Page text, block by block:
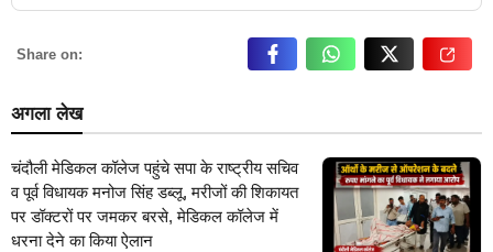
Share on:
अगला लेख
चंदौली मेडिकल कॉलेज पहुंचे सपा के राष्ट्रीय सचिव
व पूर्व विधायक मनोज सिंह डब्लू, मरीजों की शिकायत
पर डॉक्टरों पर जमकर बरसे, मेडिकल कॉलेज में
धरना देने का किया ऐलान